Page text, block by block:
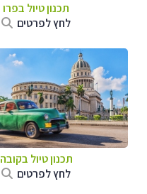
תכנון טיול בפרו
לחץ לפרטים
תכנון טיול בקובה
לחץ לפרטים